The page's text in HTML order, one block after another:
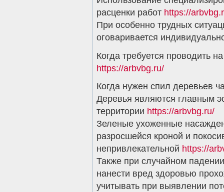
расценки работ https://
При особенно трудных
оговаривается
Когда требуется проводить
https://arbvbg.ru/
Когда нужен спил деревьев
Деревья являются главным
территории https://arbvbg.ru/
Зеленые ухоженные
разросшейся кроной и
непривлекательной https://
Также при случайном
нанести вред здоровью
учитывать при выявлении